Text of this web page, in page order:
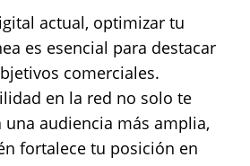
actual, optimizar tu
es esencial para destacar
comerciales.
en la red no solo te
audiencia más amplia,
fortalece tu posición en